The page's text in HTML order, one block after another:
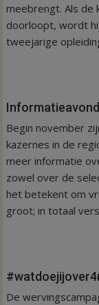
meebrengt. Als de
doorloopt, wordt
tweejarige
Begin november
kazernes in de
meer informatie
zowel over de
het betekent om
groot; in totaal
De